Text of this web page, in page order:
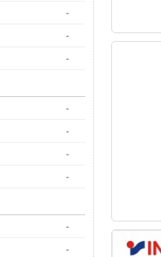
-
-
-
-
-
-
-
-
-